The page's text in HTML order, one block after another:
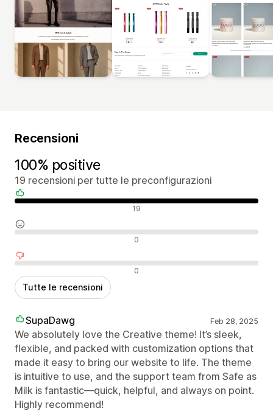
Recensioni
100% positive
19 recensioni per tutte le preconfigurazioni
Recensioni positive 19
Recensioni neutrali 0
Recensioni negative 0
Tutte le recensioni
SupaDawg Feb 28, 2025
We absolutely love the Creative theme! It’s sleek,
flexible, and packed with customization options that
made it easy to bring our website to life. The theme
is intuitive to use, and the support team from Safe as
Milk is fantastic—quick, helpful, and always on point.
Highly recommend!